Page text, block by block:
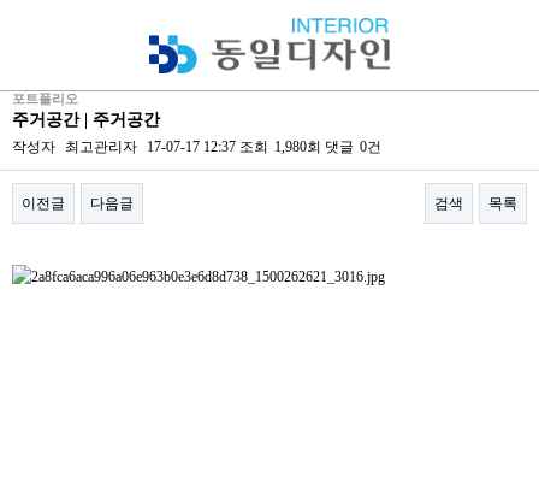
포트폴리오
견적의뢰
포트폴리오
주거공간 | 주거공간
작성자 최고관리자 17-07-17 12:37 조회 1,980회 댓글 0건
이전글 다음글 검색 목록
본문